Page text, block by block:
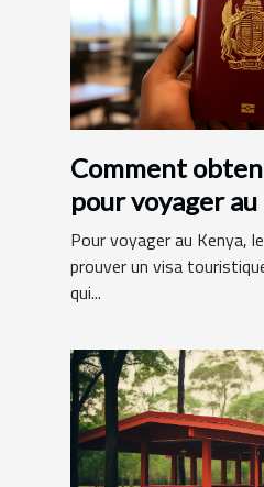
Comment
pour voyager au
Pour voyager au Kenya,
prouver un visa
qui...